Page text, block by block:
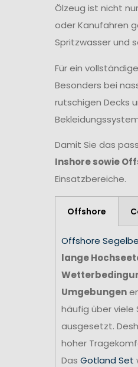
Ölzeug ist nicht
oder Kanufahren
Spritzwasser und
Für ein
Besonders bei
rutschigen Decks
Damit Sie das
Inshore sowie
Einsatzbereiche.
Offshore
Offshore
lange
Umgebungen
häufig über viele
ausgesetzt.
hoher
Das Gotland Set